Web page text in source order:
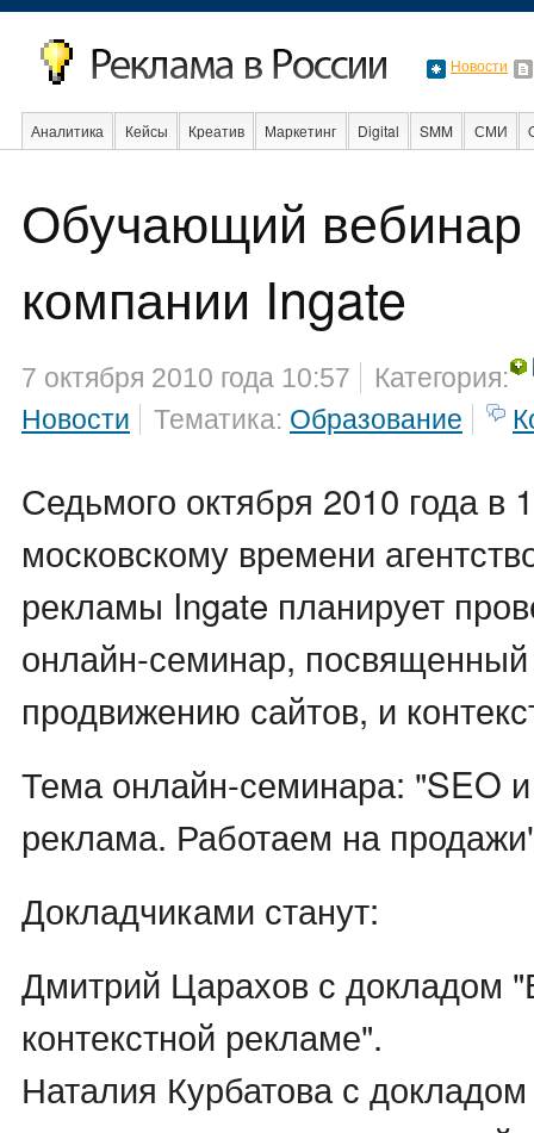
Новости
Аналитика Кейсы Креатив Маркетинг Digital SMM СМИ
Обучающий вебинар
компании Ingate
7 октября 2010 года 10:57
Категория:
Новости
Тематика: Образование
Седьмого октября 2010 года в
московскому времени
рекламы Ingate планирует
онлайн-семинар,
продвижению сайтов, и
Тема онлайн-семинара: "SEO и
реклама. Работаем на
Докладчиками станут:
Дмитрий Царахов с докладом
контекстной рекламе".
Наталия Курбатова с